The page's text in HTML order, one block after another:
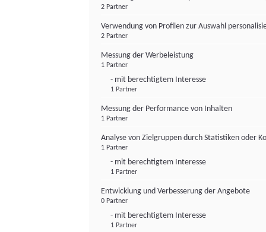
2 Partner
Verwendung von Profilen zur Auswahl
2 Partner
Messung der Werbeleistung
1 Partner
- mit berechtigtem Interesse
1 Partner
Messung der Performance von Inhalten
1 Partner
Analyse von Zielgruppen durch Statistiken oder
1 Partner
- mit berechtigtem Interesse
1 Partner
Entwicklung und Verbesserung der Angebote
0 Partner
- mit berechtigtem Interesse
1 Partner